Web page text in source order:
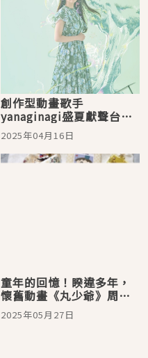
創作型動畫歌手
yanaginagi盛夏獻聲台
北！全新巡演「透明」揭
開音樂新篇章
2025年04月16日
童年的回憶！睽違多年，
懷舊動畫《丸少爺》周邊
新品上市，一系列生活雜
貨甜甜價就能入手
2025年05月27日